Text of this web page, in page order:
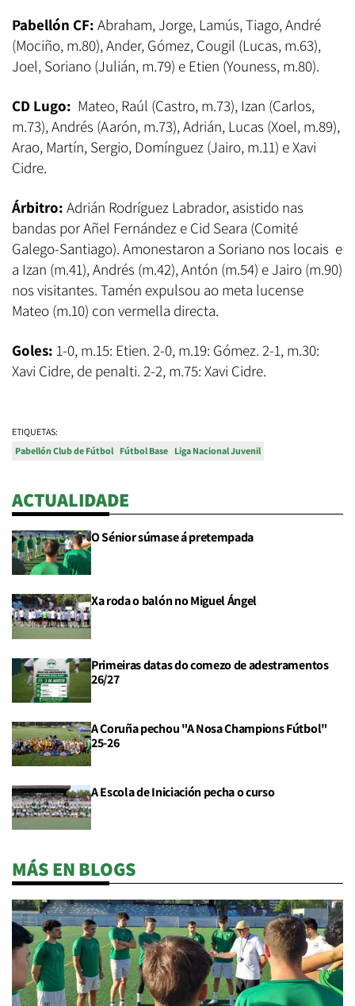
Pabellón CF: Abraham, Jorge, Lamús, Tiago, André
(Mociño, m.80), Ander, Gómez, Cougil (Lucas, m.63),
Joel, Soriano (Julián, m.79) e Etien (Youness, m.80).
CD Lugo: Mateo, Raúl (Castro, m.73), Izan (Carlos,
m.73), Andrés (Aarón, m.73), Adrián, Lucas (Xoel, m.89),
Arao, Martín, Sergio, Domínguez (Jairo, m.11) e Xavi
Cidre.
Árbitro: Adrián Rodríguez Labrador, asistido nas
bandas por Añel Fernández e Cid Seara (Comité
Galego-Santiago). Amonestaron a Soriano nos locais e
a Izan (m.41), Andrés (m.42), Antón (m.54) e Jairo (m.90)
nos visitantes. Tamén expulsou ao meta lucense
Mateo (m.10) con vermella directa.
Goles: 1-0, m.15: Etien. 2-0, m.19: Gómez. 2-1, m.30:
Xavi Cidre, de penalti. 2-2, m.75: Xavi Cidre.
ETIQUETAS:
Pabellón Club de Fútbol Fútbol Base Liga Nacional Juvenil
ACTUALIDADE
O Sénior súmase á pretempada
Xa roda o balón no Miguel Ángel
Primeiras datas do comezo de adestramentos
26/27
A Coruña pechou "A Nosa Champions Fútbol"
25-26
A Escola de Iniciación pecha o curso
MÁS EN BLOGS